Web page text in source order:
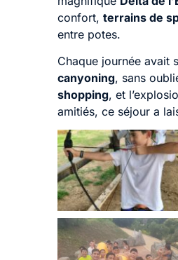
confort, terrains de
entre potes.
Chaque journée avait
canyoning, sans
shopping, et
amitiés, ce séjour a